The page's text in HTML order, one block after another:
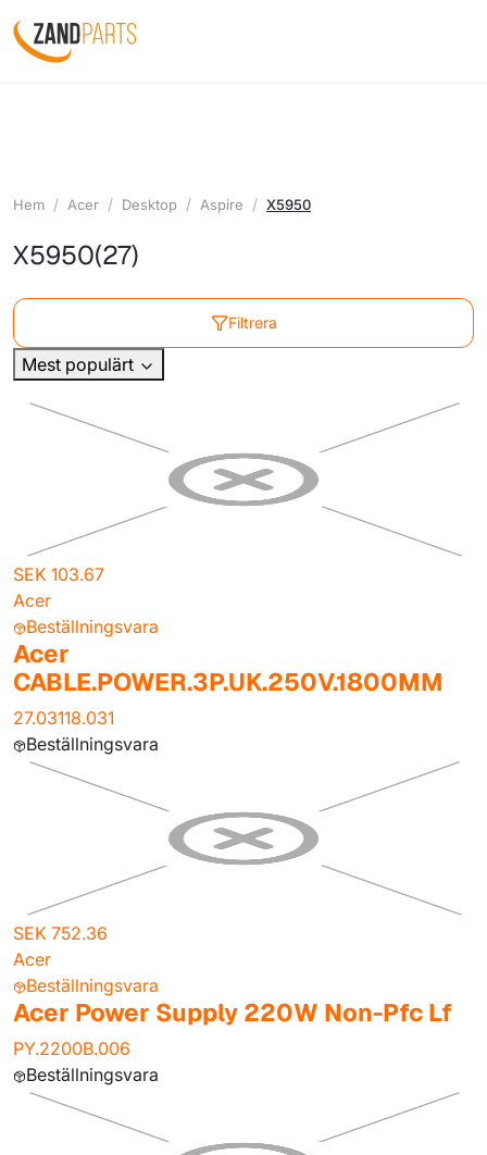
Hem Acer Desktop Aspire X5950
X5950(27)
Filtrera
Mest populärt
SEK 103.67
Acer
Beställningsvara
Acer
CABLE.POWER.3P.UK.250V.1800MM
27.03118.031
Beställningsvara
SEK 752.36
Acer
Beställningsvara
Acer Power Supply 220W Non-Pfc Lf
PY.2200B.006
Beställningsvara